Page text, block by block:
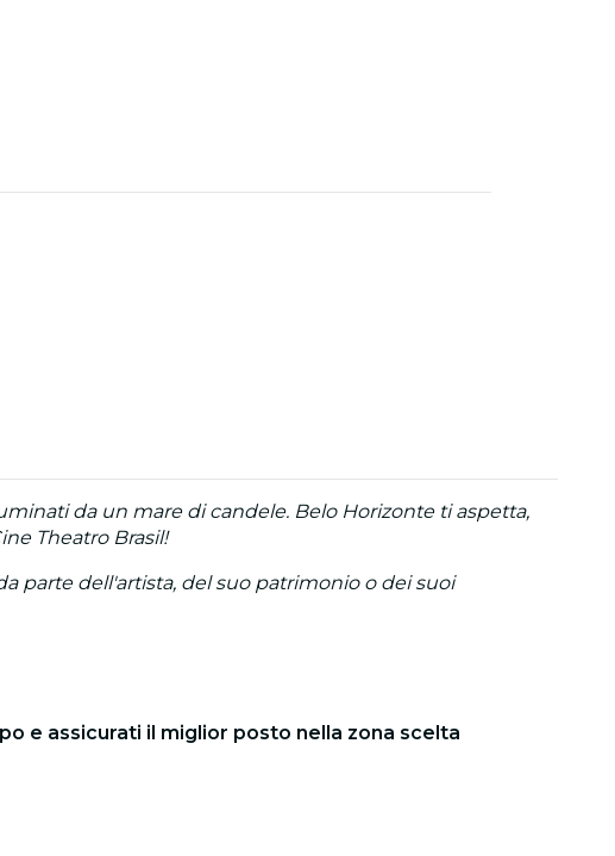
da un mare di candele. Belo Horizonte ti aspetta,
Theatro Brasil!
parte dell'artista, del suo patrimonio o dei suoi
e assicurati il miglior posto nella zona scelta